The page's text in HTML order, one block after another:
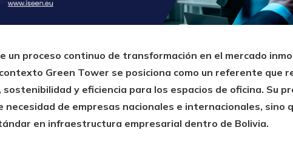
un proceso continuo de transformación en el mercado
Green Tower se posiciona como un referente que
y eficiencia para los espacios de oficina. Su
necesidad de empresas nacionales e internacionales, sino
en infraestructura empresarial dentro de Bolivia.